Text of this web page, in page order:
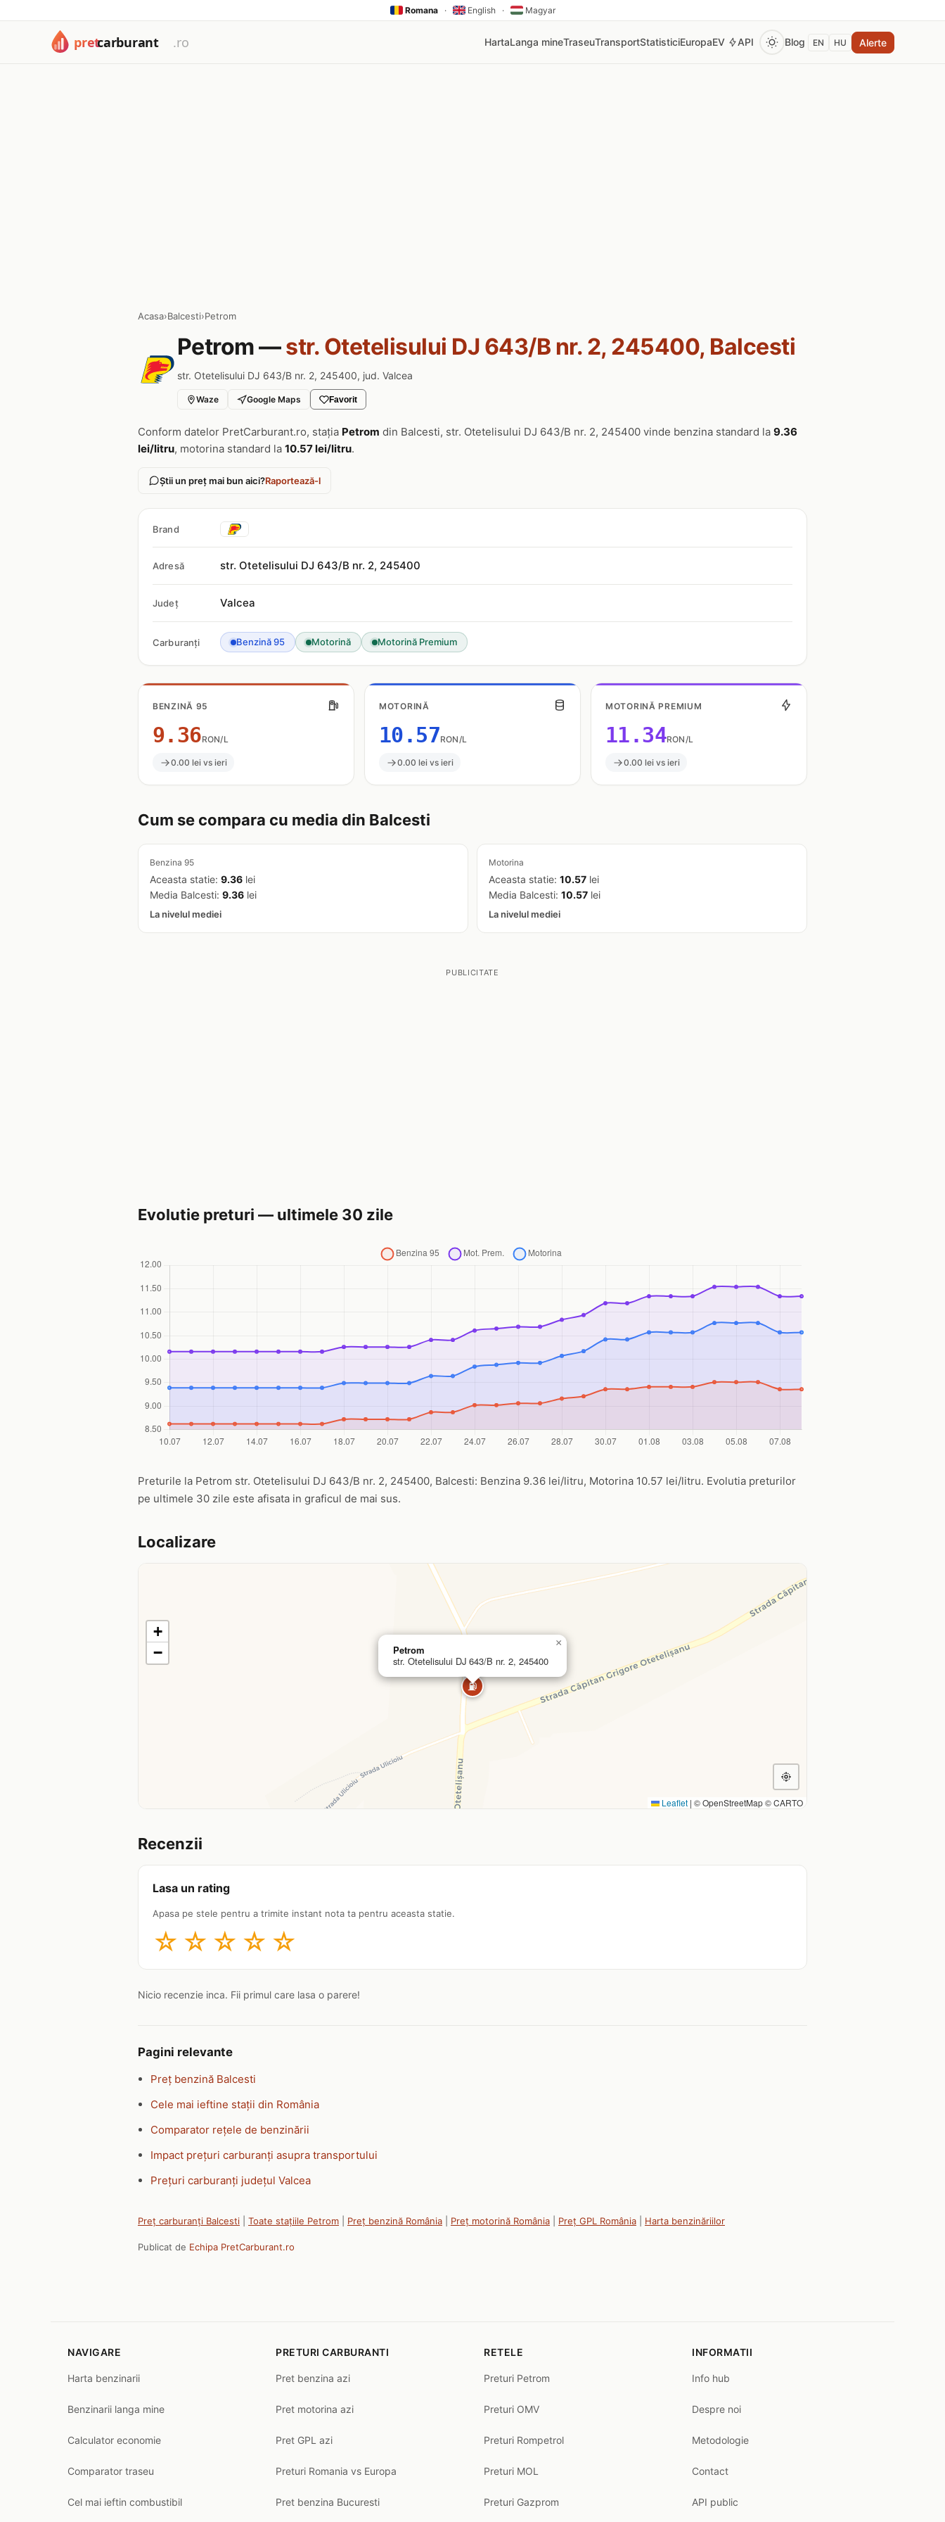
Romana · English · Magyar
HartaLanga mineTraseuTransportStatisticiEuropaEV API Blog EN HU Alerte
Acasa›Balcesti›Petrom
Petrom —str. Otetelisului DJ 643/B nr. 2, 245400, Balcesti
str. Otetelisului DJ 643/B nr. 2, 245400, jud. Valcea
Waze Google Maps Favorit
Conform datelor PretCarburant.ro, stația Petrom din Balcesti, str. Otetelisului DJ 643/B nr. 2, 245400 vinde benzina standard la 9.36
lei/litru, motorina standard la 10.57 lei/litru.
Știi un preț mai bun aici?Raportează-l
Brand
Adresă str. Otetelisului DJ 643/B nr. 2, 245400
Județ Valcea
Carburanți Benzină 95 Motorină Motorină Premium
BENZINĂ 95
9.36RON/L
0.00 lei vs ieri
MOTORINĂ
10.57RON/L
0.00 lei vs ieri
MOTORINĂ PREMIUM
11.34RON/L
0.00 lei vs ieri
Cum se compara cu media din Balcesti
Benzina 95
Aceasta statie: 9.36 lei
Media Balcesti: 9.36 lei
La nivelul mediei
Motorina
Aceasta statie: 10.57 lei
Media Balcesti: 10.57 lei
La nivelul mediei
PUBLICITATE
Evolutie preturi — ultimele 30 zile
Preturile la Petrom str. Otetelisului DJ 643/B nr. 2, 245400, Balcesti: Benzina 9.36 lei/litru, Motorina 10.57 lei/litru. Evolutia preturilor
pe ultimele 30 zile este afisata in graficul de mai sus.
Localizare
⛽
Petrom
str. Otetelisului DJ 643/B nr. 2, 245400
×
+
−
Leaflet | © OpenStreetMap © CARTO
Recenzii
Lasa un rating
Apasa pe stele pentru a trimite instant nota ta pentru aceasta statie.
☆ ☆ ☆ ☆ ☆
Nicio recenzie inca. Fii primul care lasa o parere!
Pagini relevante
Preț benzină Balcesti
Cele mai ieftine stații din România
Comparator rețele de benzinării
Impact prețuri carburanți asupra transportului
Prețuri carburanți județul Valcea
Preț carburanți Balcesti Toate stațiile Petrom Preț benzină România Preț motorină România Preț GPL România Harta benzinăriilor
Publicat de Echipa PretCarburant.ro
NAVIGARE
Harta benzinarii
Benzinarii langa mine
Calculator economie
Comparator traseu
Cel mai ieftin combustibil
PRETURI CARBURANTI
Pret benzina azi
Pret motorina azi
Pret GPL azi
Preturi Romania vs Europa
Pret benzina Bucuresti
RETELE
Preturi Petrom
Preturi OMV
Preturi Rompetrol
Preturi MOL
Preturi Gazprom
INFORMATII
Info hub
Despre noi
Metodologie
Contact
API public